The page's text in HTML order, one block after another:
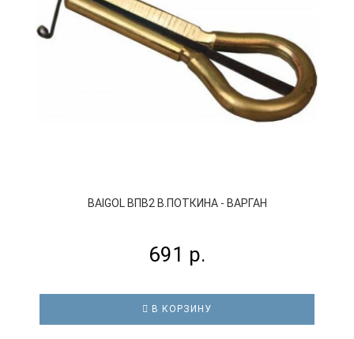
BAIGOL ВПВ2 В.ПОТКИНА - ВАРГАН
691 р.
В КОРЗИНУ